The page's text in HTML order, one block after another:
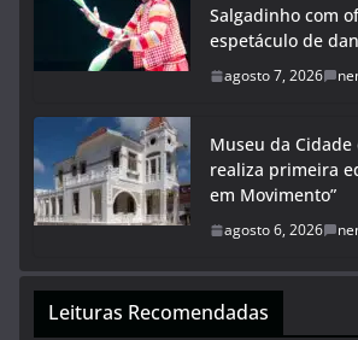
Salgadinho com
espetáculo de
agosto 7, 2026
Museu da Cidade
realiza primeira
em Movimento”
agosto 6, 2026
Leituras Recomendadas